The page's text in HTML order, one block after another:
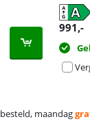
991,-
besteld, maandag